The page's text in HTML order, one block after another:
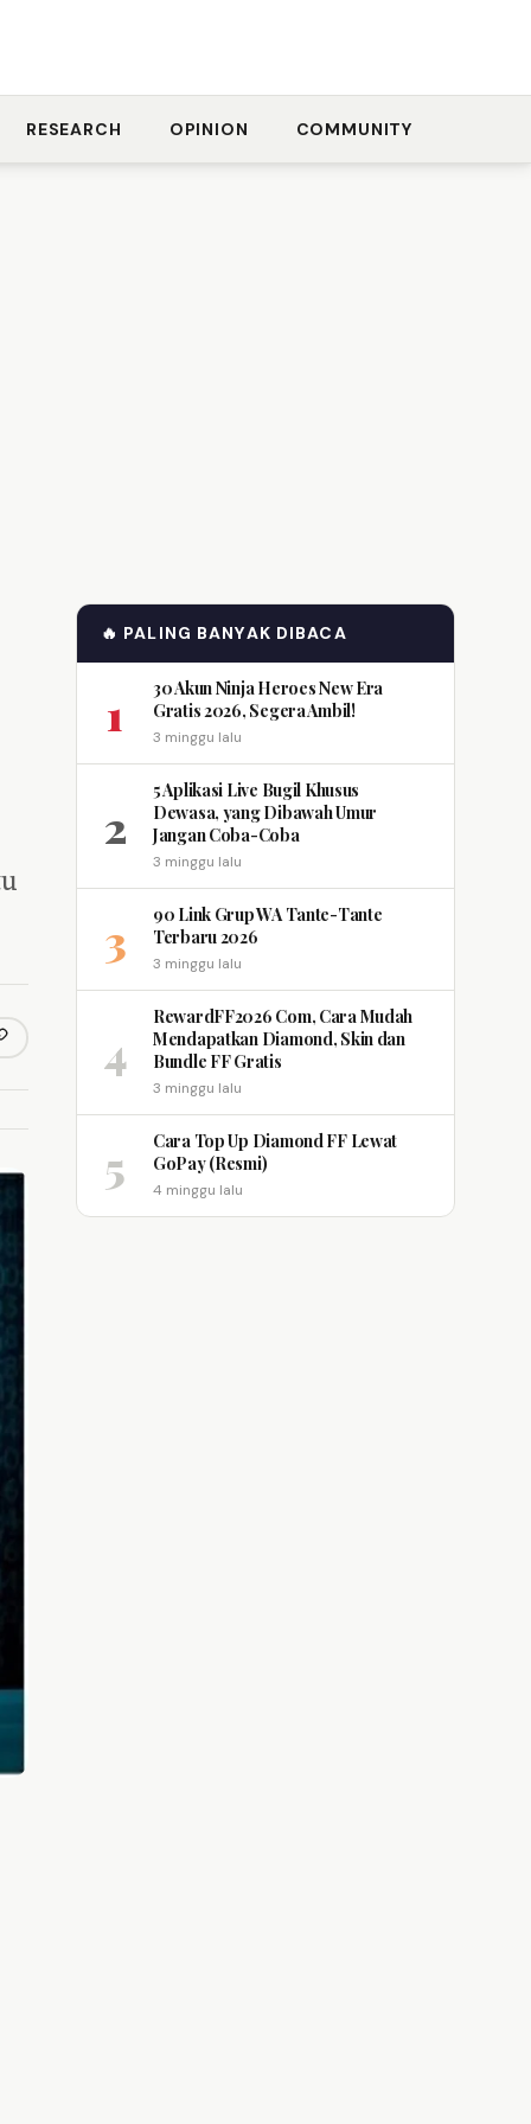
RESEARCH OPINION COMMUNITY
link
🔥 PALING BANYAK DIBACA
1
30 Akun Ninja Heroes New Era
Gratis 2026, Segera Ambil!
3 minggu lalu
2
5 Aplikasi Live Bugil Khusus
Dewasa, yang Dibawah Umur
Jangan Coba-Coba
3 minggu lalu
3
90 Link Grup WA Tante-Tante
Terbaru 2026
3 minggu lalu
4
RewardFF2026 Com, Cara Mudah
Mendapatkan Diamond, Skin dan
Bundle FF Gratis
3 minggu lalu
5
Cara Top Up Diamond FF Lewat
GoPay (Resmi)
4 minggu lalu